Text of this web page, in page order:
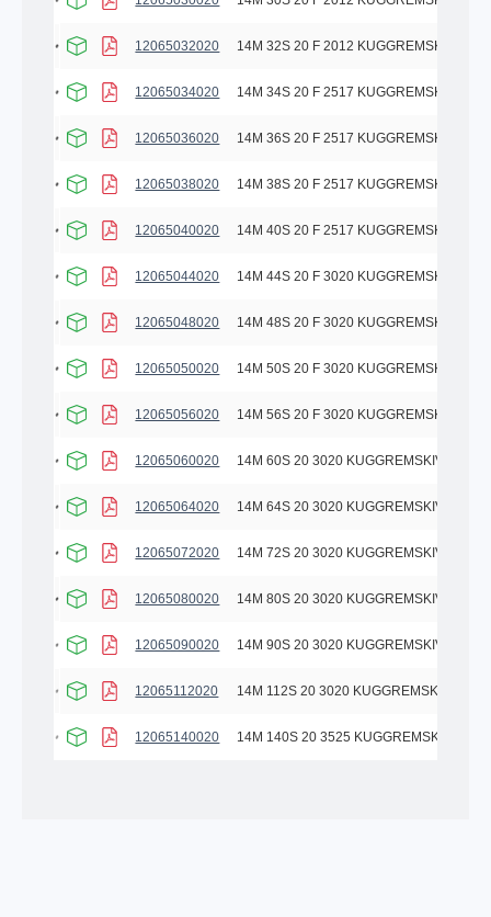
12065032020 14M 32S 20 F 2012 KUGGREMSKIVA
12065034020 14M 34S 20 F 2517 KUGGREMSKIVA
12065036020 14M 36S 20 F 2517 KUGGREMSKIVA
12065038020 14M 38S 20 F 2517 KUGGREMSKIVA
12065040020 14M 40S 20 F 2517 KUGGREMSKIVA
12065044020 14M 44S 20 F 3020 KUGGREMSKIVA
12065048020 14M 48S 20 F 3020 KUGGREMSKIVA
12065050020 14M 50S 20 F 3020 KUGGREMSKIVA
12065056020 14M 56S 20 F 3020 KUGGREMSKIVA
12065060020 14M 60S 20 3020 KUGGREMSKIVA
12065064020 14M 64S 20 3020 KUGGREMSKIVA
12065072020 14M 72S 20 3020 KUGGREMSKIVA
12065080020 14M 80S 20 3020 KUGGREMSKIVA
12065090020 14M 90S 20 3020 KUGGREMSKIVA
12065112020 14M 112S 20 3020 KUGGREMSKIVA
12065140020 14M 140S 20 3525 KUGGREMSKIVA